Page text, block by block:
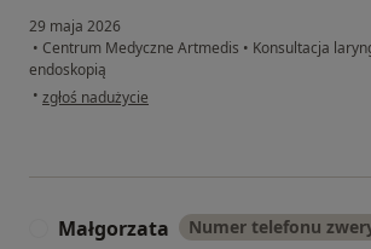
29 maja 2026
• Centrum Medyczne Artmedis • Konsultacja
endoskopią
• w opinii użytkownika Kasia B.
zgłoś nadużycie
Małgorzata Numer telefonu